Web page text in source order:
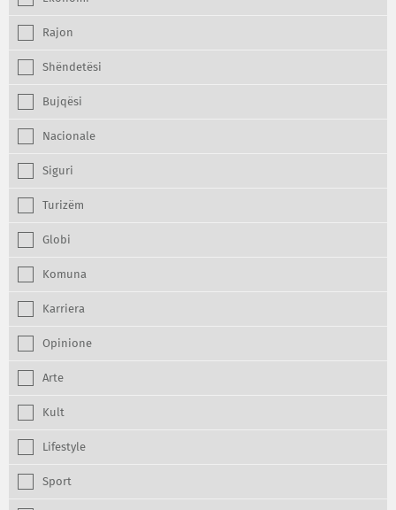
Rajon
Shëndetësi
Bujqësi
Nacionale
Siguri
Turizëm
Globi
Komuna
Karriera
Opinione
Arte
Kult
Lifestyle
Sport